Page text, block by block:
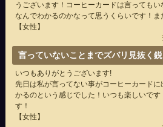
うございます！コーヒーカードは言ってもい
なんでわかるのかなって思うくらいです！ま
【女性】
言っていないことまでズバリ見抜く鋭
いつもありがとうございます!
先日は私が言ってない事がコーヒーカード
かるのという感じでした！いつも楽しいです
す！
【女性】